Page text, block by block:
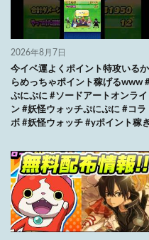
2026年8月7日
今イベ運よくポイント特攻いるか
らめっちゃポイント稼げるwww
ぷにぷに #ソードアートオンライ
ン #妖怪ウォッチぷにぷに #コラ
ボ #妖怪ウォッチ #yポイント稼